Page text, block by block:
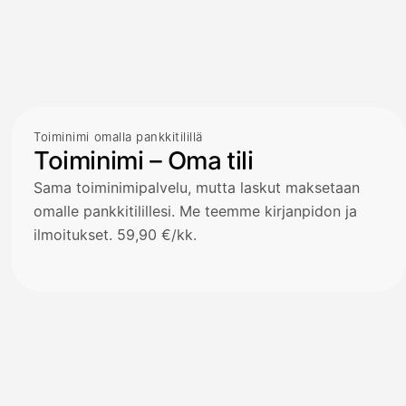
Toiminimi omalla pankkitilillä
Toiminimi – Oma tili
Sama toiminimipalvelu, mutta laskut maksetaan
omalle pankkitilillesi. Me teemme kirjanpidon ja
ilmoitukset. 59,90 €/kk.